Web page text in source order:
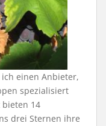
einen Anbieter,
spezialisiert
14
drei Sternen ihre